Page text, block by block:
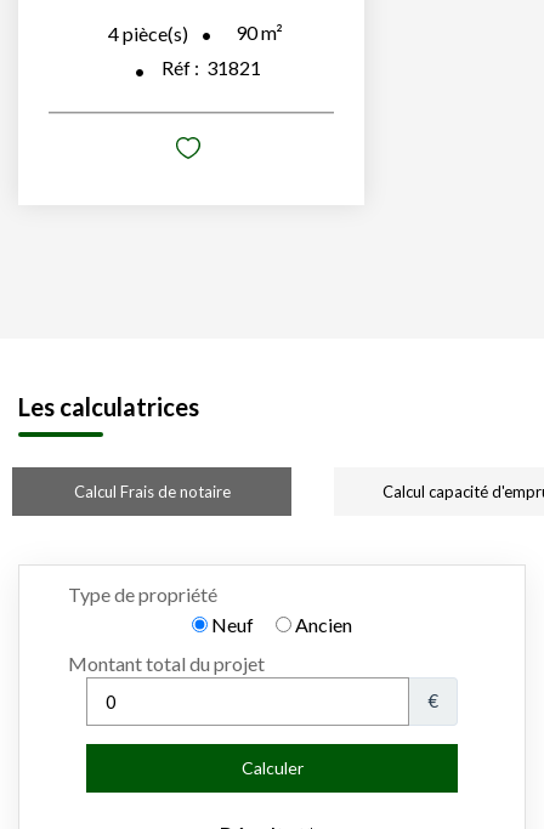
4pièce(s) 90m²
Réf : 31821
Les calculatrices
Calcul Frais de notaire Calcul capacité